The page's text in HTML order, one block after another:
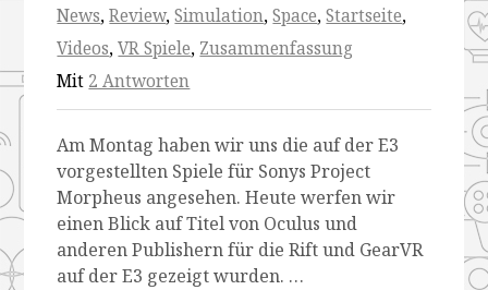
News,Review,Simulation,Space,Startseite,
Videos,VR Spiele, Zusammenfassung
Mit 2 Antworten
Am Montag haben wir uns die auf der E3
vorgestellten Spiele für Sonys Project
Morpheus angesehen. Heute werfen wir
einen Blick auf Titel von Oculus und
anderen Publishern für die Rift und GearVR
auf der E3 gezeigt wurden. …